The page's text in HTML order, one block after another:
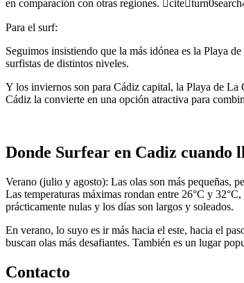
en comparación con otras regiones.
Para el surf:
Seguimos insistiendo que la más idónea es la Playa
surfistas de distintos niveles.
Y los inviernos son para Cádiz capital, la Playa de La
Cádiz la convierte en una opción atractiva para
Donde Surfear en Cadiz cuando
Verano (julio y agosto): Las olas son más pequeñas,
Las temperaturas máximas rondan entre 26°C y
prácticamente nulas y los días son largos y soleados.
En verano, lo suyo es ir más hacia el este, hacia el
buscan olas más desafiantes. También es un lugar
Contacto